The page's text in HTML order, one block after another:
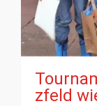
zfeld